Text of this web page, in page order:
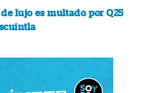
lujo es multado por Q25